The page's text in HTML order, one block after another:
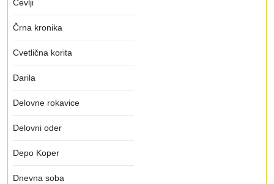
Čevlji
Črna kronika
Cvetlična korita
Darila
Delovne rokavice
Delovni oder
Depo Koper
Dnevna soba